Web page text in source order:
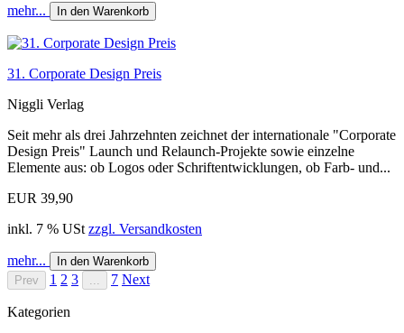
mehr... In den Warenkorb
31. Corporate Design Preis
Niggli Verlag
Seit mehr als drei Jahrzehnten zeichnet der internationale "Corporate
Design Preis" Launch und Relaunch-Projekte sowie einzelne
Elemente aus: ob Logos oder Schriftentwicklungen, ob Farb- und...
EUR 39,90
inkl. 7 % USt zzgl. Versandkosten
mehr...
In den Warenkorb
Prev
1 2 3 7 Next
Kategorien